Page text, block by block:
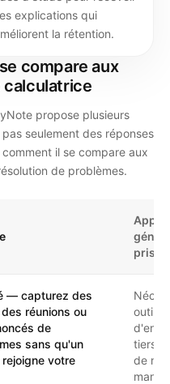
explications qui
la rétention.
compare aux
calculatrice
propose plusieurs
seulement des réponses
il se compare aux
de problèmes.
prise
— capturez des
réunions ou
de
sans qu'un
votre
outils
tiers
de